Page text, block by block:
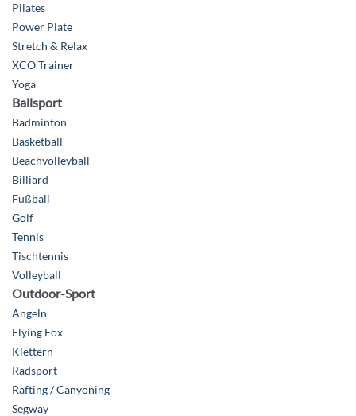
Pilates
Power Plate
Stretch & Relax
XCO Trainer
Yoga
Ballsport
Badminton
Basketball
Beachvolleyball
Billiard
Fußball
Golf
Tennis
Tischtennis
Volleyball
Outdoor-Sport
Angeln
Flying Fox
Klettern
Radsport
Rafting / Canyoning
Segway